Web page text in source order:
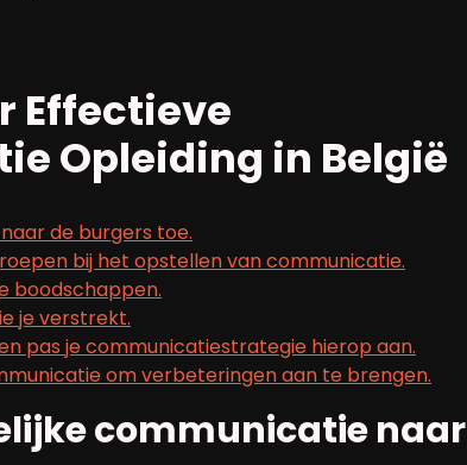
Effectieve
Opleiding in België
de burgers toe.
bij het opstellen van communicatie.
boodschappen.
je verstrekt.
pas je communicatiestrategie hierop aan.
om verbeteringen aan te brengen.
communicatie naar